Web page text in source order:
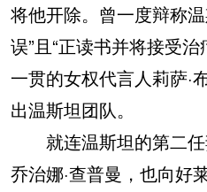
将他开除。曾一度辩称
误”且“正读书并将接受治
一贯的女权代言人莉萨·
出温斯坦团队。
就连温斯坦的第二任
乔治娜·查普曼，也向好